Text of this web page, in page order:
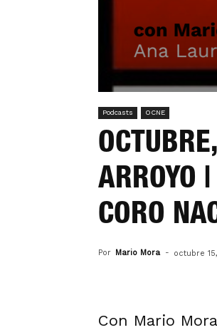
Podcasts OCNE
ARROYO
CORO
Por Mario Mora - octubre
Con Mario